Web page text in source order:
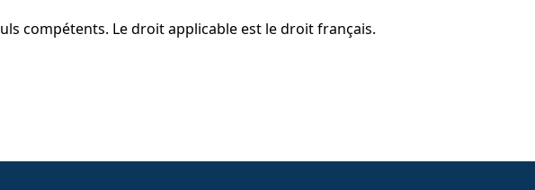
compétents. Le droit applicable est le droit français.